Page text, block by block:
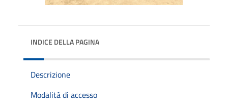
INDICE DELLA PAGINA
Descrizione
Modalità di accesso